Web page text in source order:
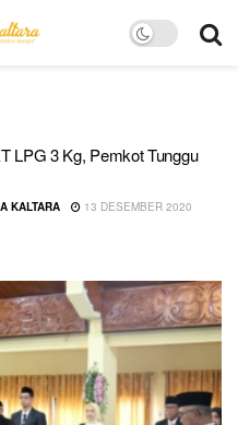
LPG 3 Kg, Pemkot Tunggu
KALTARA
13 DESEMBER 2020